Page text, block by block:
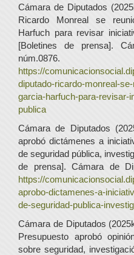
Cámara de Diputados
Ricardo Monreal se
Harfuch para revisar
[Boletines de prensa].
núm.0876.
https://
diputado-ricardo-monreal-
garcia-harfuch-para-revisar-
publica
Cámara de Diputados
aprobó dictámenes a
de seguridad pública,
de prensa]. Cámara de
https://
aprobo-dictamenes-a-
de-seguridad-publica-
Cámara de Diputados
Presupuesto aprobó
sobre seguridad,